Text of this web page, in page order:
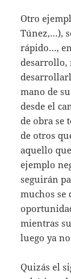
Otro
Túnez,…),
rápido…,
desarrollo,
mano de
desde el
de obra se
de otros
aquello
ejemplo
seguirán
muchos se
mientras
luego ya
Quizás el